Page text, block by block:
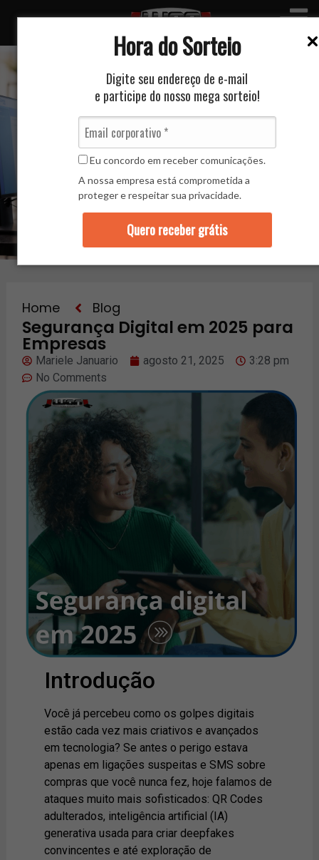
Hora do Sorteio
Digite seu endereço de e-mail
e participe do nosso mega sorteio!
Eu concordo em receber comunicações.
A nossa empresa está comprometida a
proteger e respeitar sua privacidade.
Quero receber grátis
Nosso Blog
Home Blog
Segurança Digital em 2025 para
Empresas
Mariele Januario agosto 21, 2025
3:28 pm
No Comments
Introdução
Você já percebeu como os golpes digitais
estão cada vez mais criativos e avançados
em tecnologia? Se antes o perigo estava
apenas em ligações suspeitas e SMS sobre
compras que você nunca fez, hoje falamos de
ataques muito mais sofisticados: QR Codes
adulterados, inteligência artificial (IA)
generativa usada para criar deepfakes
convincentes e até exploração de